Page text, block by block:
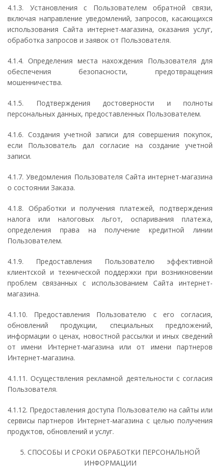
4.1.3. Установления с Пользователем обратной связи,
включая направление уведомлений, запросов, касающихся
использования Сайта интернет-магазина, оказания услуг,
обработка запросов и заявок от Пользователя.
4.1.4. Определения места нахождения Пользователя для
обеспечения безопасности, предотвращения
мошенничества.
4.1.5. Подтверждения достоверности и полноты
персональных данных, предоставленных Пользователем.
4.1.6. Создания учетной записи для совершения покупок,
если Пользователь дал согласие на создание учетной
записи.
4.1.7. Уведомления Пользователя Сайта интернет-магазина
о состоянии Заказа.
4.1.8. Обработки и получения платежей, подтверждения
налога или налоговых льгот, оспаривания платежа,
определения права на получение кредитной линии
Пользователем.
4.1.9. Предоставления Пользователю эффективной
клиентской и технической поддержки при возникновении
проблем связанных с использованием Сайта интернет-
магазина.
4.1.10. Предоставления Пользователю с его согласия,
обновлений продукции, специальных предложений,
информации о ценах, новостной рассылки и иных сведений
от имени Интернет-магазина или от имени партнеров
Интернет-магазина.
4.1.11. Осуществления рекламной деятельности с согласия
Пользователя.
4.1.12. Предоставления доступа Пользователю на сайты или
сервисы партнеров Интернет-магазина с целью получения
продуктов, обновлений и услуг.
5. СПОСОБЫ И СРОКИ ОБРАБОТКИ ПЕРСОНАЛЬНОЙ
ИНФОРМАЦИИ